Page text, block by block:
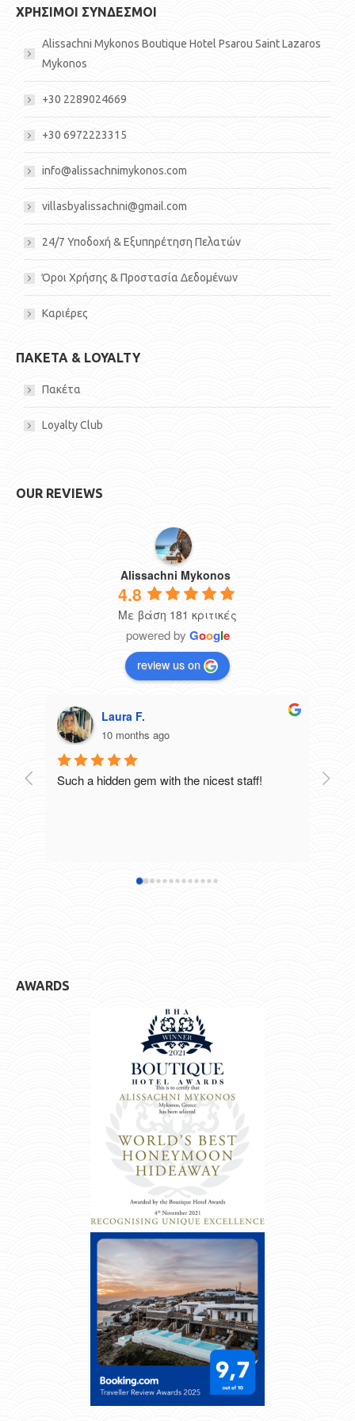
ΧΡΗΣΙΜΟΙ ΣΥΝΔΕΣΜΟΙ
Alissachni Mykonos Boutique Hotel Psarou Saint Lazaros
Mykonos
+30 2289024669
+30 6972223315
info@alissachnimykonos.com
villasbyalissachni@gmail.com
24/7 Υποδοχή & Εξυπηρέτηση Πελατών
Όροι Χρήσης & Προστασία Δεδομένων
Καριέρες
ΠΑΚΕΤΑ & LOYALTY
Πακέτα
Loyalty Club
OUR REVIEWS
Alissachni Mykonos
4.8
Με βάση 181 κριτικές
powered by Google
review us on
Laura F.
10 months ago
Such a hidden gem with the nicest staff!
AWARDS